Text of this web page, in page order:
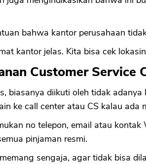
bahwa kantor perusahaan
kantor jelas. Kita bisa cek
Customer Service
biasanya diikuti oleh tidak adanya
ke call center atau CS kalau ada
no telepon, email atau
pinjaman resmi.
sengaja, agar tidak bisa